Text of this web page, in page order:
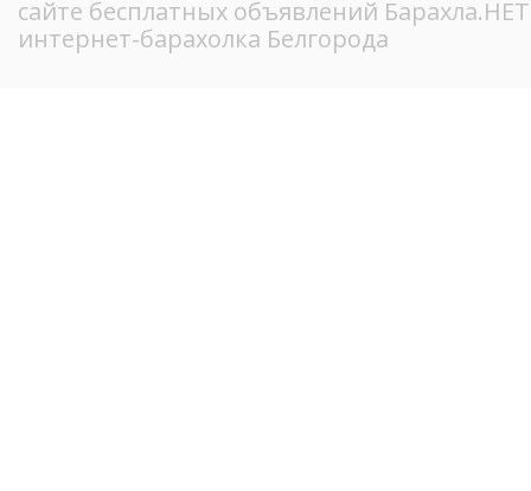
сайте бесплатных объявлений
интернет-барахолка Белгорода